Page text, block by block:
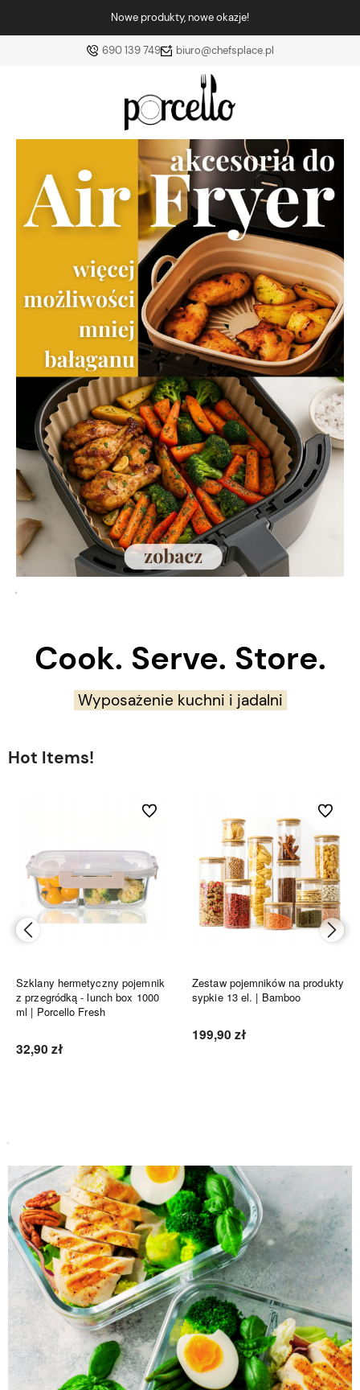
Nowe produkty, nowe okazje!
690 139 749 biuro@chefsplace.pl
Cook. Serve. Store.
Wyposażenie kuchni i jadalni
Hot Items!
Szklany hermetyczny pojemnik
z przegródką - lunch box 1000
ml | Porcello Fresh
32,90 zł
Do ulubionych
Zestaw pojemników na produkty
sypkie 13 el. | Bamboo
199,90 zł
Do